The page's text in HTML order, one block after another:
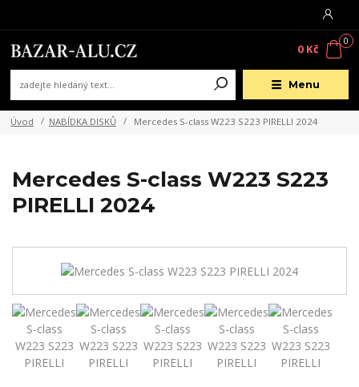
Menu
0
0 Kč
Úvod NABÍDKA DISKŮ Mercedes S-class W223 S223 PIRELLI 2024
Mercedes S-class W223 S223
PIRELLI 2024